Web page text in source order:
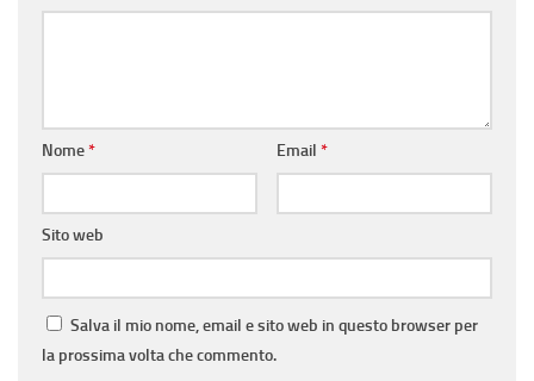
Nome* Email *
Sito web
Salva il mio nome, email e sito web in questo browser per
la prossima volta che commento.